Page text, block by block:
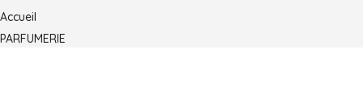
Accueil
PARFUMERIE